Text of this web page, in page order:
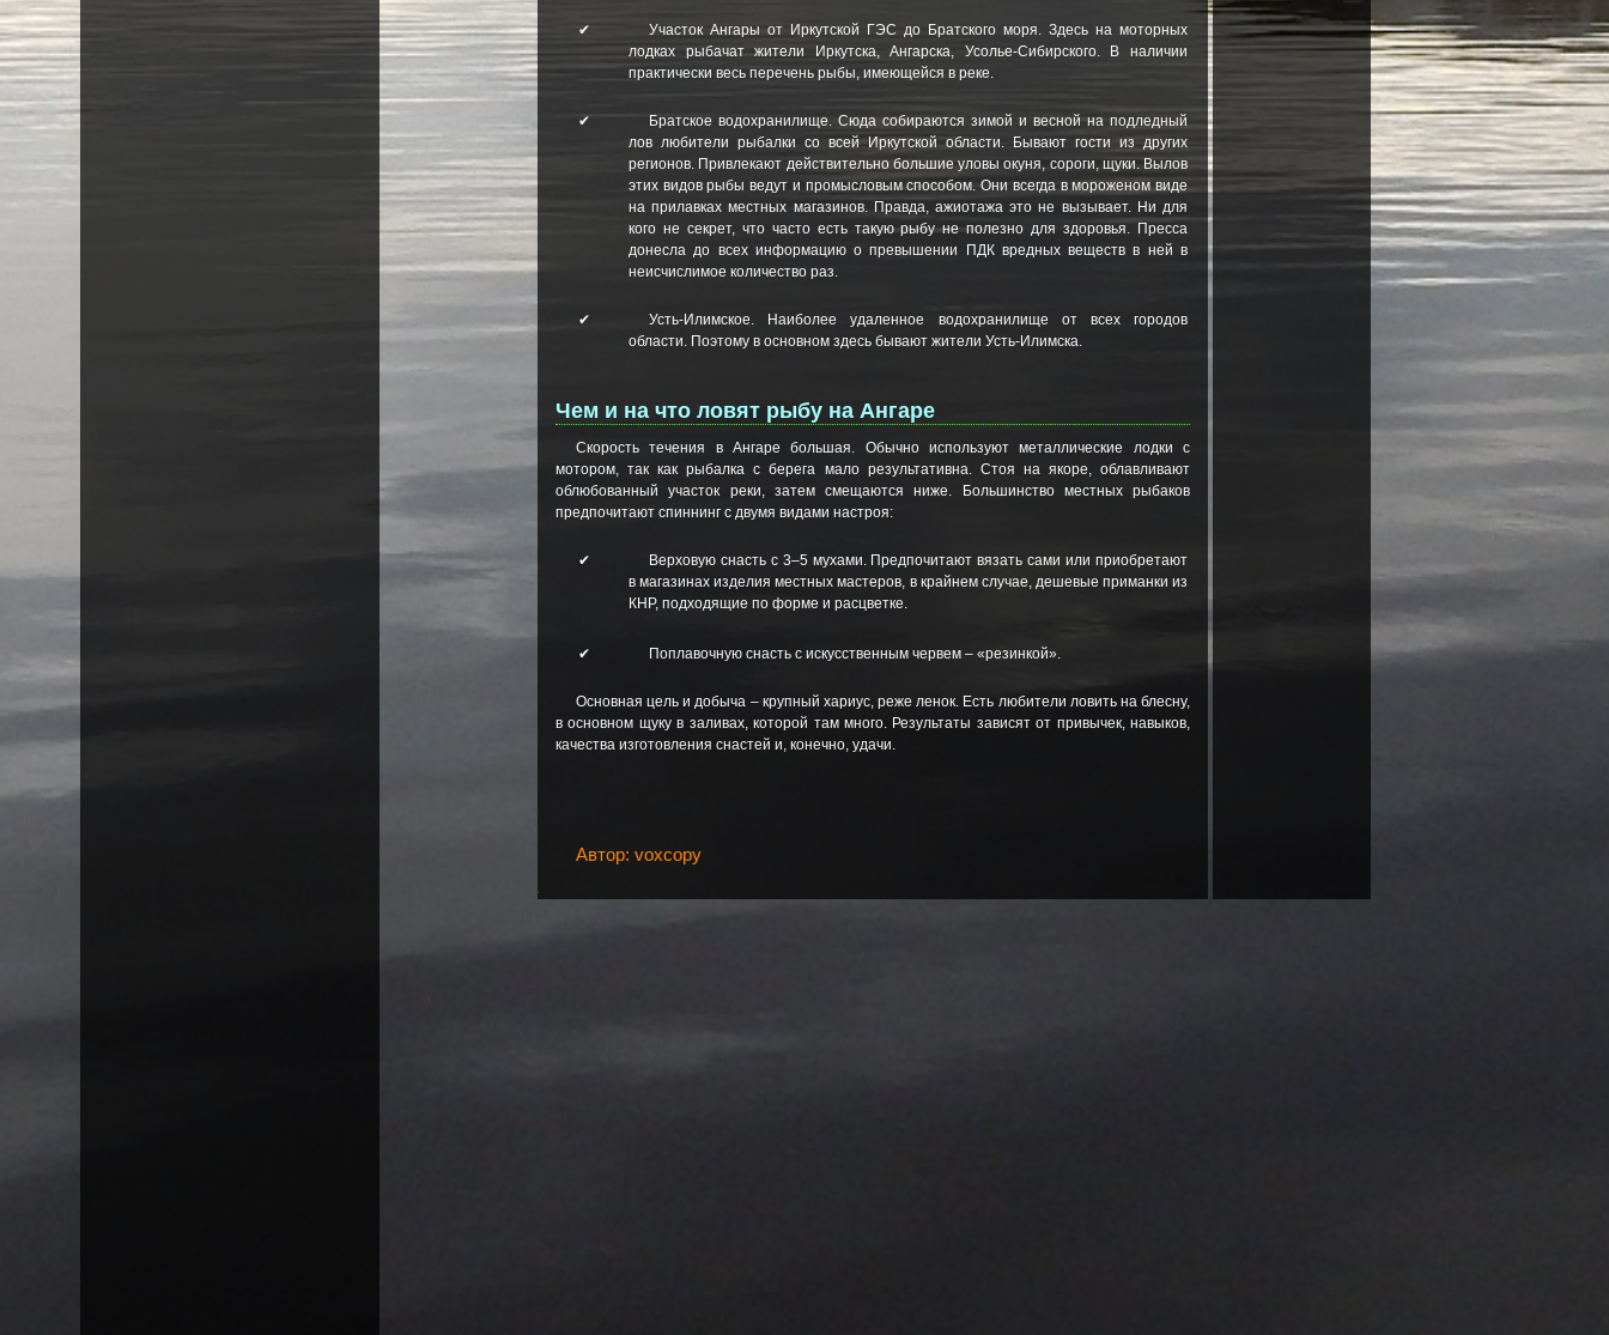
✔
Участок Ангары от Иркутской ГЭС до Братского моря. Здесь на моторных
лодках рыбачат жители Иркутска, Ангарска, Усолье-Сибирского. В наличии
практически весь перечень рыбы, имеющейся в реке.
✔
Братское водохранилище. Сюда собираются зимой и весной на подледный
лов любители рыбалки со всей Иркутской области. Бывают гости из других
регионов. Привлекают действительно большие уловы окуня, сороги, щуки. Вылов
этих видов рыбы ведут и промысловым способом. Они всегда в мороженом виде
на прилавках местных магазинов. Правда, ажиотажа это не вызывает. Ни для
кого не секрет, что часто есть такую рыбу не полезно для здоровья. Пресса
донесла до всех информацию о превышении ПДК вредных веществ в ней в
неисчислимое количество раз.
✔
Усть-Илимское. Наиболее удаленное водохранилище от всех городов
области. Поэтому в основном здесь бывают жители Усть-Илимска.
Чем и на что ловят рыбу на Ангаре
Скорость течения в Ангаре большая. Обычно используют металлические лодки с
мотором, так как рыбалка с берега мало результативна. Стоя на якоре, облавливают
облюбованный участок реки, затем смещаются ниже. Большинство местных рыбаков
предпочитают спиннинг с двумя видами настроя:
✔
Верховую снасть с 3–5 мухами. Предпочитают вязать сами или приобретают
в магазинах изделия местных мастеров, в крайнем случае, дешевые приманки из
КНР, подходящие по форме и расцветке.
✔ Поплавочную снасть с искусственным червем – «резинкой».
Основная цель и добыча – крупный хариус, реже ленок. Есть любители ловить на блесну,
в основном щуку в заливах, которой там много. Результаты зависят от привычек, навыков,
качества изготовления снастей и, конечно, удачи.
Автор: voxcopy